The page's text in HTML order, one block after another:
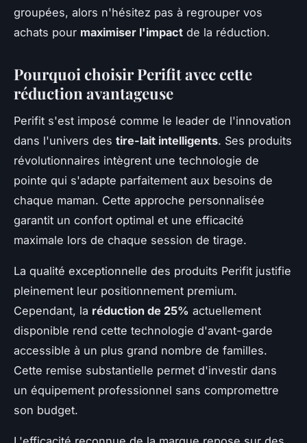
groupées, alors n'hésitez pas à regrouper vos
achats pour maximiser l'impact de la réduction.
Pourquoi choisir Perifit avec cette
réduction avantageuse
Perifit s'est imposé comme le leader de l'innovation
dans l'univers des tire-lait intelligents. Ses produits
révolutionnaires intègrent une technologie de
pointe qui s'adapte parfaitement aux besoins de
chaque maman. Cette approche personnalisée
garantit un confort optimal et une efficacité
maximale lors de chaque session de tirage.
La qualité exceptionnelle des produits Perifit justifie
pleinement leur positionnement premium.
Cependant, la réduction de 25% actuellement
disponible rend cette technologie d'avant-garde
accessible à un plus grand nombre de familles.
Cette remise substantielle permet d'investir dans
un équipement professionnel sans compromettre
son budget.